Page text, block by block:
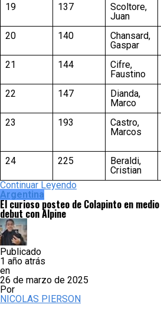
19
137
Scoltore,
Juan
20
140
Chansard,
Gaspar
21
144
Cifre,
Faustino
22
147
Dianda,
Marco
23
193
Castro,
Marcos
24
225
Beraldi,
Cristian
Continuar Leyendo
Argentina
El curioso posteo de Colapinto en
debut con Alpine
Publicado
1 año atrás
en
26 de marzo de 2025
Por
NICOLAS PIERSON